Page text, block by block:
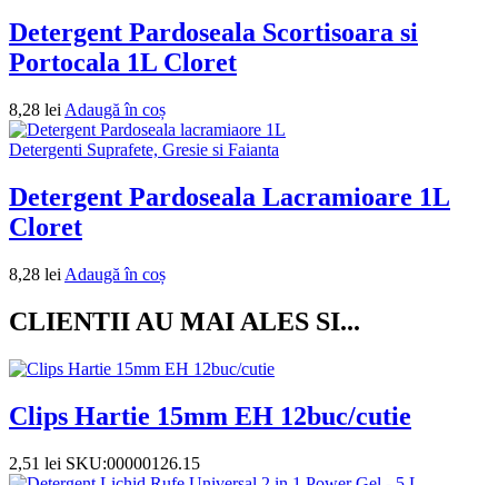
Detergent Pardoseala Scortisoara si
Portocala 1L Cloret
8,28 lei Adaugă în coș
Detergenti Suprafete, Gresie si Faianta
Detergent Pardoseala Lacramioare 1L
Cloret
8,28 lei Adaugă în coș
CLIENTII AU MAI ALES SI...
Clips Hartie 15mm EH 12buc/cutie
2,51 lei SKU:00000126.15